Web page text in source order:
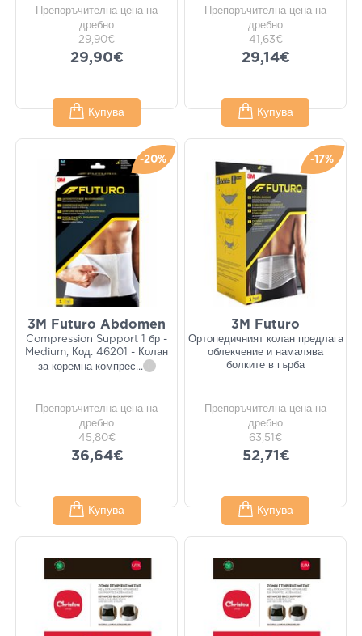
Препоръчителна цена на
дребно
29,90€
29,90€
Купува
Препоръчителна цена на
дребно
41,63€
29,14€
Купува
-20%
3M Futuro Abdomen
Compression Support 1 бр -
Medium, Код. 46201 - Колан
за коремна компрес... i
Препоръчителна цена на
дребно
45,80€
36,64€
Купува
-17%
3M Futuro
Ортопедичният колан предлага
облекчение и намалява
болките в гърба
Препоръчителна цена на
дребно
63,51€
52,71€
Купува